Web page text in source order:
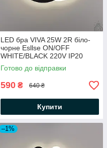
LED бра VIVA 25W 2R біло-
чорне Esllse ON/OFF
WHITE/BLACK 220V IP20
настінний світильник "два
кола" 250×200×40мм
Готово до відправки
590 ₴ 640 ₴
Купити
–1%